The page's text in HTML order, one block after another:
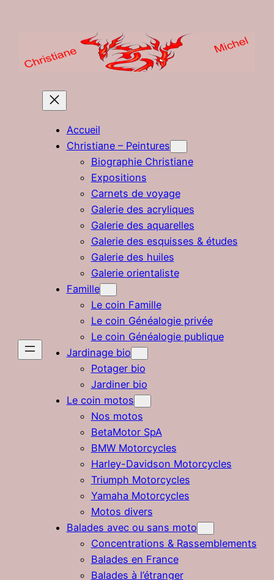
Accueil
Christiane – Peintures
Biographie Christiane
Expositions
Carnets de voyage
Galerie des acryliques
Galerie des aquarelles
Galerie des esquisses & études
Galerie des huiles
Galerie orientaliste
Famille
Le coin Famille
Le coin Généalogie privée
Le coin Généalogie publique
Jardinage bio
Potager bio
Jardiner bio
Le coin motos
Nos motos
BetaMotor SpA
BMW Motorcycles
Harley-Davidson Motorcycles
Triumph Motorcycles
Yamaha Motorcycles
Motos divers
Balades avec ou sans moto
Concentrations & Rassemblements
Balades en France
Balades à l’étranger